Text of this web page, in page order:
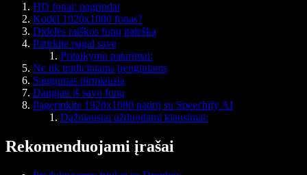
HD fonai: pagrindai
Kodėl 1920x1080 fonas?
Didelės raiškos fonų paieška
Patirkite pagal save
Pritaikymo patarimai:
Ne tik tradiciniams įrenginiams
Saugumas pirmiausia
Daugiau iš savo fonų
Pagerinkite 1920x1080 patirtį su Speechify AI
Dažniausiai užduodami klausimai:
Rekomenduojami įrašai